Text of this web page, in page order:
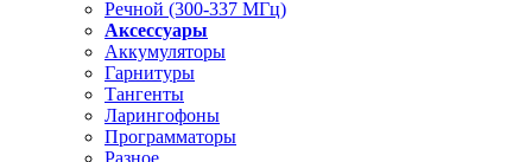
Речной (300-337 МГц)
Аксессуары
Аккумуляторы
Гарнитуры
Тангенты
Ларингофоны
Программаторы
Разное